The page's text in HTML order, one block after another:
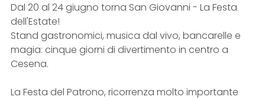
Dal 20 al 24 giugno torna San Giovanni - La Festa
dell'Estate!
Stand gastronomici, musica dal vivo, bancarelle e
magia: cinque giorni di divertimento in centro a
Cesena.
La Festa del Patrono, ricorrenza molto importante